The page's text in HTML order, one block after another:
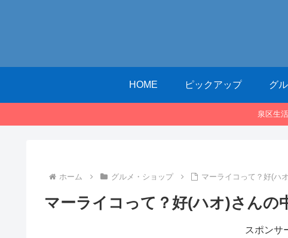
HOME ピックアップ グ
泉区生
ホーム グルメ・ショップ マーライコって？好(ハ
マーライコって？好(ハオ)さんの
スポンサ